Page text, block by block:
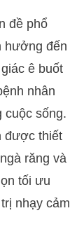
đề phổ
hưởng đến
ê buốt
nhân
cuộc sống.
được thiết
răng và
tối ưu
nhạy cảm